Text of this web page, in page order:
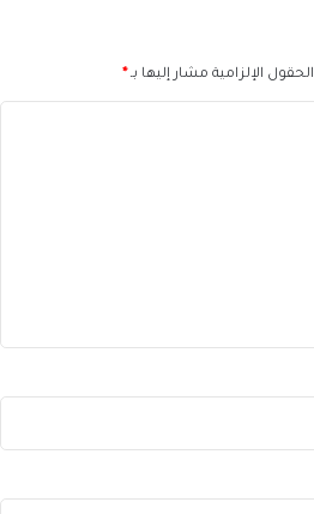
الحقول الإلزامية مشار إليها بـ*